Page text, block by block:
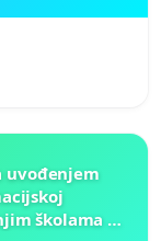
uvođenjem
školama u